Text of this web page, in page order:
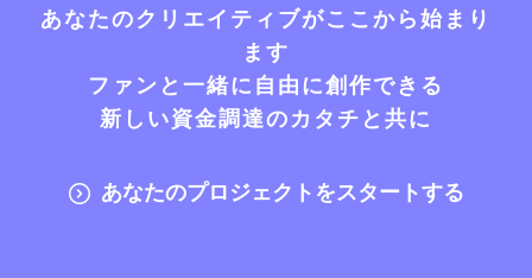
あなたのクリエイティブがここから始まり
ます
ファンと一緒に自由に創作できる
新しい資金調達のカタチと共に
あなたのプロジェクトをスタートする